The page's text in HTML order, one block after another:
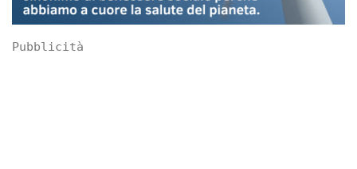
Pubblicità